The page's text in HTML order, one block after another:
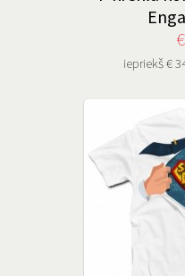
iepriekš €